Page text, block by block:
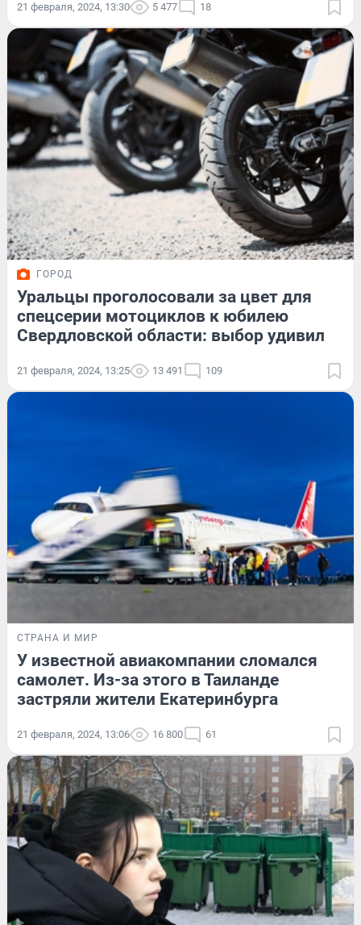
21 февраля, 2024, 13:30 5 477 18
ГОРОД
Уральцы проголосовали за цвет для
спецсерии мотоциклов к юбилею
Свердловской области: выбор удивил
21 февраля, 2024, 13:25 13 491 109
СТРАНА И МИР
У известной авиакомпании сломался
самолет. Из-за этого в Таиланде
застряли жители Екатеринбурга
21 февраля, 2024, 13:06 16 800 61